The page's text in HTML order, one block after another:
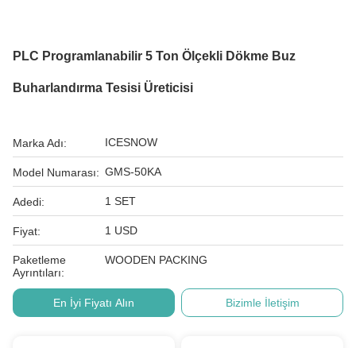
PLC Programlanabilir 5 Ton Ölçekli Dökme Buz
Buharlandırma Tesisi Üreticisi
Marka Adı: ICESNOW
Model Numarası: GMS-50KA
Adedi: 1 SET
Fiyat: 1 USD
Paketleme
Ayrıntıları:
WOODEN PACKING
En İyi Fiyatı Alın Bizimle İletişim